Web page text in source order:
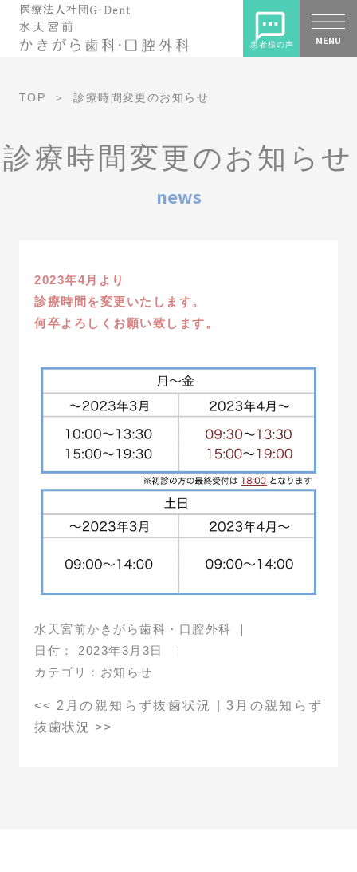
TOP 診療時間変更のお知らせ
診療時間変更のお知らせ
news
2023年4月より
診療時間を変更いたします。
何卒よろしくお願い致します。
水天宮前かきがら歯科・口腔外科
｜
日付： 2023年3月3日
｜
カテゴリ： お知らせ
<< 2月の親知らず抜歯状況
3月の親知らず
抜歯状況>>
MENU
患者様の声